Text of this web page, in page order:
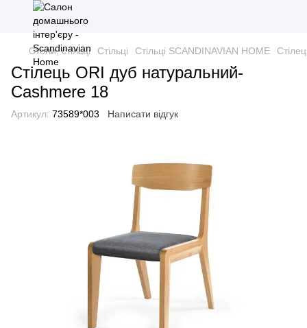
Столи, стільці Стільці Стільці SCANDINAVIAN HOME
Стілець ORI дуб натуральний-
Cashmere 18
Артикул: 73589*003 Написати відгук